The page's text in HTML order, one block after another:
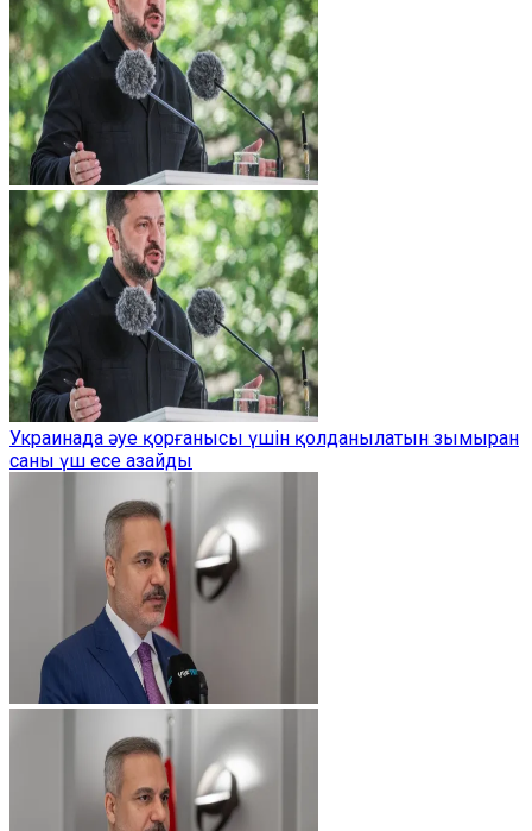
Украинада әуе қорғанысы үшін қолданылатын зымыран
саны үш есе азайды